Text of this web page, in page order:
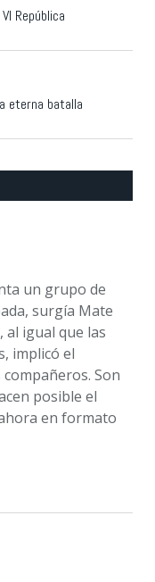
República
eterna batalla
un grupo de
surgía Mate
al igual que las
implicó el
Son
posible el
en formato